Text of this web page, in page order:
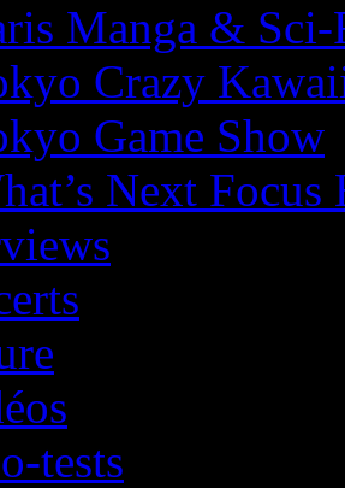
Manga &
Crazy
Game Show
Next
tests